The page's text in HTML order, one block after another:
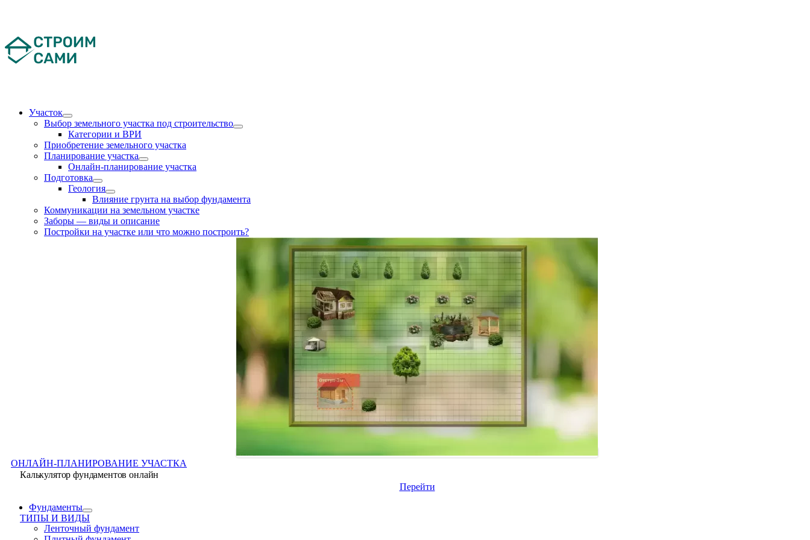
Участок
Выбор земельного участка под строительство
Категории и ВРИ
Приобретение земельного участка
Планирование участка
Онлайн-планирование участка
Подготовка
Геология
Влияние грунта на выбор фундамента
Коммуникации на земельном участке
Заборы — виды и описание
Постройки на участке или что можно построить?
ОНЛАЙН-ПЛАНИРОВАНИЕ УЧАСТКА
Калькулятор фундаментов онлайн
Перейти
Фундаменты
ТИПЫ И ВИДЫ
Ленточный фундамент